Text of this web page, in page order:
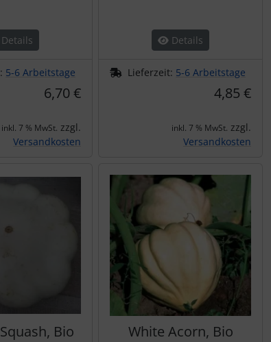
Details
5-6 Arbeitstage
6,70 €
inkl. 7 % MwSt. zzgl.
Versandkosten
Details
Lieferzeit: 5-6 Arbeitstage
4,85 €
inkl. 7 % MwSt. zzgl.
Versandkosten
Bio White Acorn, Bio